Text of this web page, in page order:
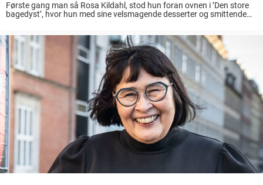
Første gang man så Rosa Kildahl, stod hun foran ovnen i ’Den store
bagedyst’, hvor hun med sine velsmagende desserter og smittende